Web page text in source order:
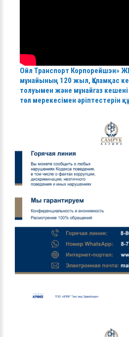
Ойл Транспорт Корпорейшэн»
мұнайының 120 жыл, Қаламқас
толуымен және мұнайгаз
төл мерекесімен әріптестерін